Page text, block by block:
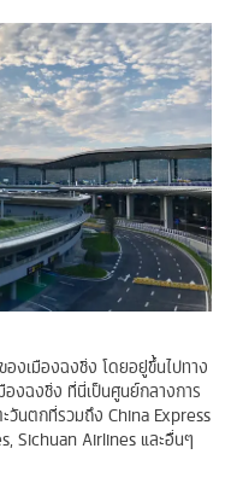
งเมืองฉงชิ่ง โดยอยู่ขึ้นไปทาง
องฉงชิ่ง ที่นี่เป็นศูนย์กลางการ
นตกที่รวมถึง China Express
Sichuan Airlines และอื่นๆ